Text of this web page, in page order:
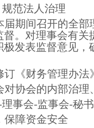
范法人治理
届期间召开的全
。对理事会有
发表监督意见
订《财务管理办
对协会的内部治
理事会-监事会-秘
保障资金安全